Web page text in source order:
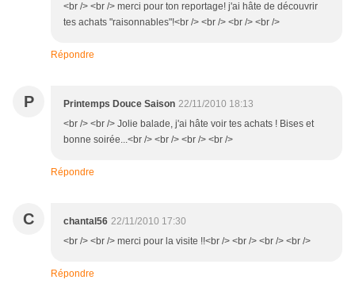
<br /> <br /> merci pour ton reportage! j'ai hâte de découvrir
tes achats "raisonnables"!<br /> <br /> <br /> <br />
Répondre
P Printemps Douce Saison 22/11/2010 18:13
<br /> <br /> Jolie balade, j'ai hâte voir tes achats ! Bises et
bonne soirée...<br /> <br /> <br /> <br />
Répondre
C chantal56 22/11/2010 17:30
<br /> <br /> merci pour la visite !!<br /> <br /> <br /> <br />
Répondre